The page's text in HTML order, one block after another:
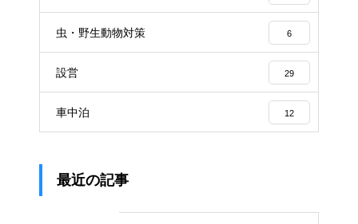
虫・野生動物対策 6
設営 29
車中泊 12
最近の記事